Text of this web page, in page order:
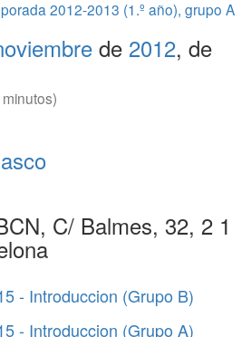
2012-2013 (1.º año), grupo A
de 2012, de
C/ Balmes, 32, 2 1
- Introduccion (Grupo B)
- Introduccion (Grupo A)